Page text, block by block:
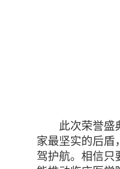
此次荣誉盛
家最坚实的后盾
驾护航。相信只